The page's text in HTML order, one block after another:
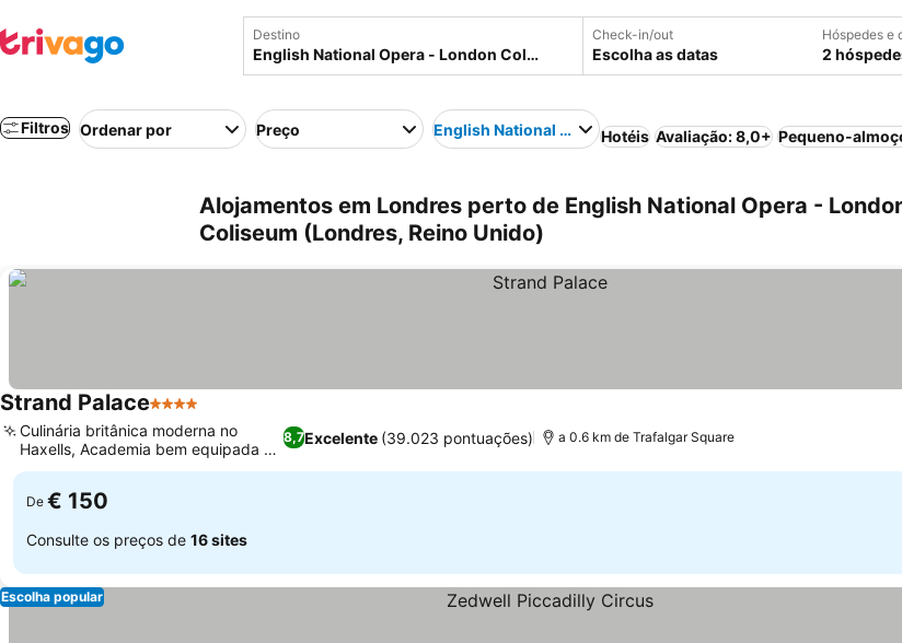
Destino Check-in/out
Escolha as datas
Hóspedes e
2
Filtros Ordenar por Preço English National Opera - London Coliseum
Hotéis Avaliação: 8,0+ Pequeno-
Alojamentos em Londres perto de English National Opera -
Coliseum (Londres, Reino Unido)
Strand Palace4 Estrelas
8,7Excelente (39.023 pontuações)
Culinária britânica moderna no
Haxells, Academia bem equipada no
subsolo
a 0.6 km de Trafalgar Square
De € 150
Consulte os preços de 16 sites
Escolha popular